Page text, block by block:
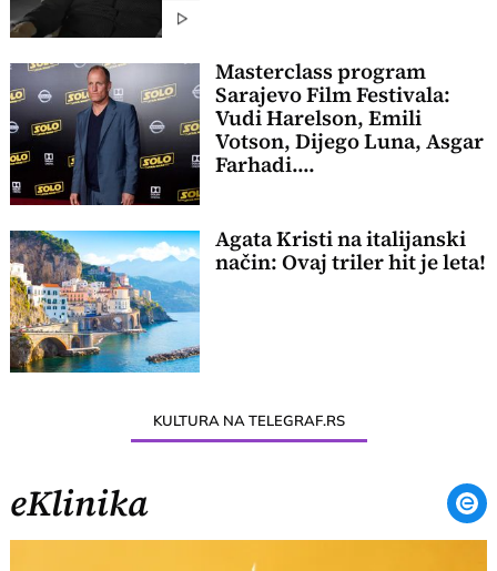
Masterclass program
Sarajevo Film Festivala:
Vudi Harelson, Emili
Votson, Dijego Luna, Asgar
Farhadi....
Agata Kristi na italijanski
način: Ovaj triler hit je leta!
KULTURA NA TELEGRAF.RS
eKlinika